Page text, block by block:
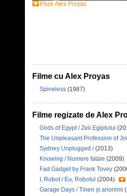
Poze Alex Proyas
Filme cu Alex Proyas
Spineless (1987)
Filme regizate de Alex
Gods of Egypt / Zeii Egiptului
The Unpleasant Profession of
Sydney Unplugged /(2013)
Knowing / Numere fatale (2009)
Fad Gadget by Frank Tovey
I, Robot / Eu, Robotul (2004)
Garage Days / Tineri și anonimi